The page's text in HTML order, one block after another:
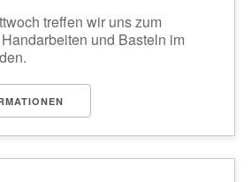
treffen wir uns zum
und Basteln im